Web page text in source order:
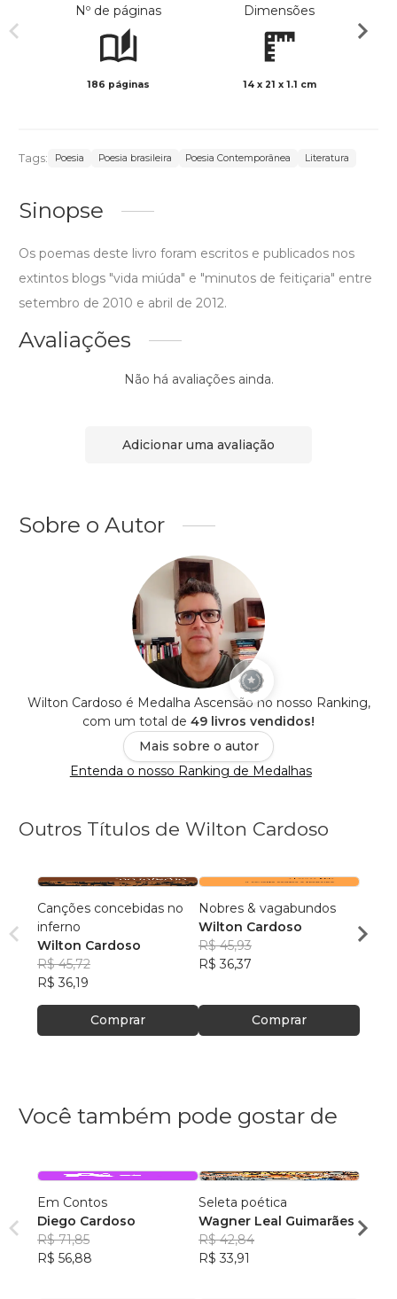
Nº de páginas
186 páginas
Dimensões
14 x 21 x 1.1 cm
Tags: Poesia Poesia brasileira Poesia Contemporânea Literatura
Sinopse
Os poemas deste livro foram escritos e publicados nos
extintos blogs "vida miúda" e "minutos de feitiçaria" entre
setembro de 2010 e abril de 2012.
Avaliações
Não há avaliações ainda.
Adicionar uma avaliação
Sobre o Autor
Wilton Cardoso é Medalha Ascensão no nosso Ranking,
com um total de 49 livros vendidos!
Mais sobre o autor
Entenda o nosso Ranking de Medalhas
Outros Títulos de Wilton Cardoso
Canções concebidas no
inferno
Wilton Cardoso
R$ 45,72
R$ 36,19
Comprar
Nobres & vagabundos
Wilton Cardoso
R$ 45,93
R$ 36,37
Comprar
R$
Você também pode gostar de
Em Contos
Diego Cardoso
R$ 71,85
R$ 56,88
Seleta poética
Wagner Leal Guimarães
R$ 42,84
R$ 33,91
ainda
Carla